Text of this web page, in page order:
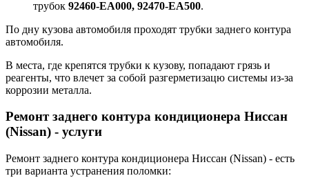
трубок 92460-ЕА000, 92470-ЕА500.
По дну кузова автомобиля проходят трубки заднего контура
автомобиля.
В места, где крепятся трубки к кузову, попадают грязь и
реагенты, что влечет за собой разгерметизацю системы из-за
коррозии металла.
Ремонт заднего контура кондиционера Ниссан
(Nissan) - услуги
Ремонт заднего контура кондиционера Ниссан (Nissan) - есть
три варианта устранения поломки: